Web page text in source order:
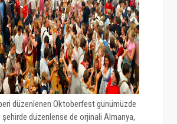
beri düzenlenen Oktoberfest günümüzde
düzenlense de orjinali Almanya,